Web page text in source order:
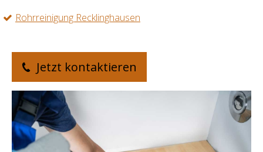
Rohrreinigung Recklinghausen
Jetzt kontaktieren